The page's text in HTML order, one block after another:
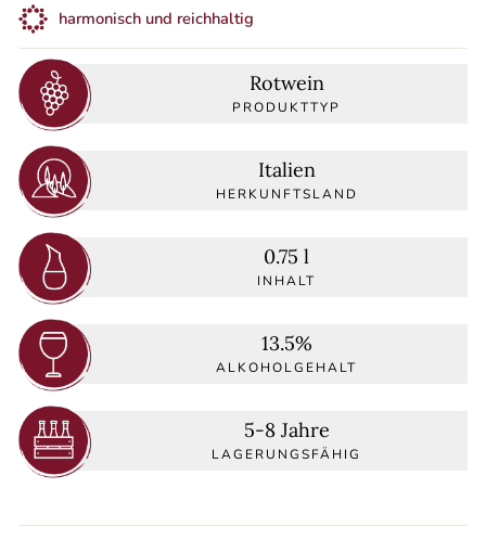
harmonisch und reichhaltig
Rotwein
PRODUKTTYP
Italien
HERKUNFTSLAND
0.75 l
INHALT
13.5%
ALKOHOLGEHALT
5-8 Jahre
LAGERUNGSFÄHIG